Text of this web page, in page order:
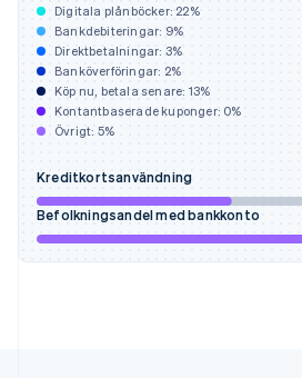
Digitala plånböcker: 22%
Bankdebiteringar: 9%
Direktbetalningar: 3%
Banköverföringar: 2%
Köp nu, betala senare: 13%
Kontantbaserade kuponger: 0%
Övrigt: 5%
Kreditkortsanvändning
Befolkningsandel med bankkonto
English
Irland
English
Italien
ItalianoEnglish
Japan
日本語
EnglishFrançais
Kroatien
EnglishItaliano